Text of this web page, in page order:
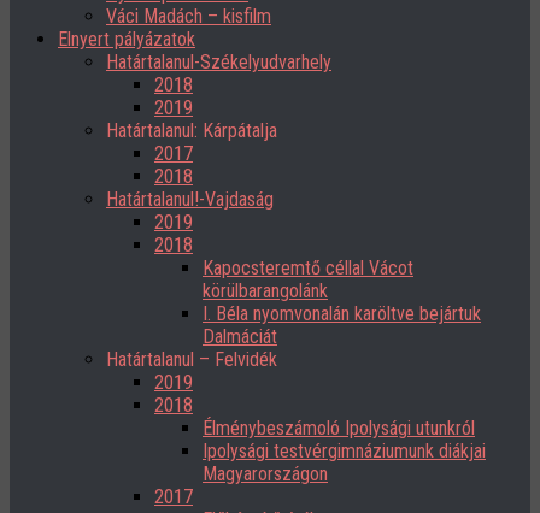
Váci Madách – kisfilm
Elnyert pályázatok
Határtalanul-Székelyudvarhely
2018
2019
Határtalanul: Kárpátalja
2017
2018
Határtalanul!-Vajdaság
2019
2018
Kapocsteremtő céllal Vácot
körülbarangolánk
I. Béla nyomvonalán karöltve bejártuk
Dalmáciát
Határtalanul – Felvidék
2019
2018
Élménybeszámoló Ipolysági utunkról
Ipolysági testvérgimnáziumunk diákjai
Magyarországon
2017